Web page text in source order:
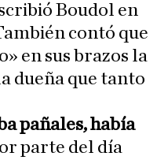
Boudol en
contó que
en sus brazos la
dueña que tanto
pañales, había
parte del día